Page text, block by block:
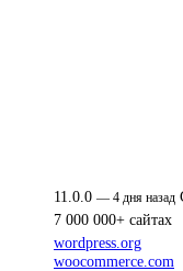
11.0.0 — 4 дня назад
7 000 000+ сайтах
wordpress.org
woocommerce.com